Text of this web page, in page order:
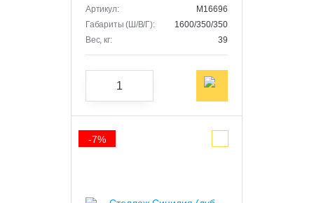
Артикул:
M16696
Габариты (Ш/В/Г):
1600/350/350
Вес, кг:
39
-7%